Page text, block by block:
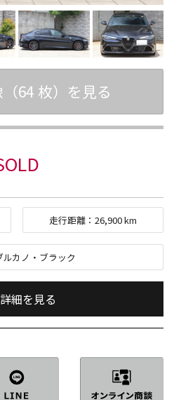
64 枚）を見る
走行距離：26,900km
ルカノ・ブラック
細を見る
検：R9